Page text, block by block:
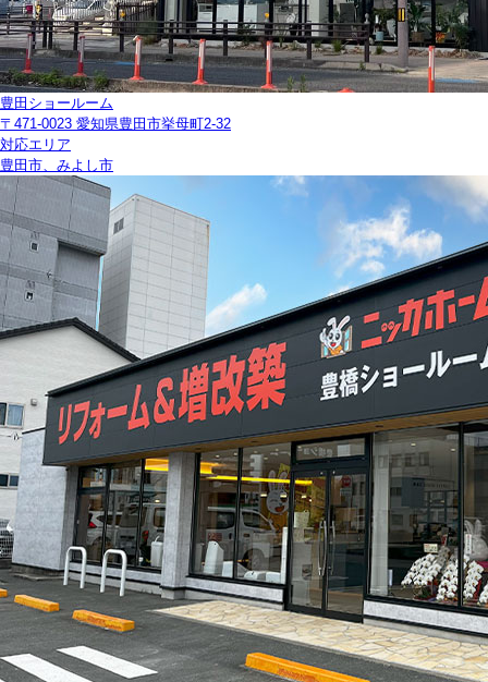
豊田ショールーム
〒471-0023 愛知県豊田市挙母町2-32
対応エリア
豊田市、みよし市